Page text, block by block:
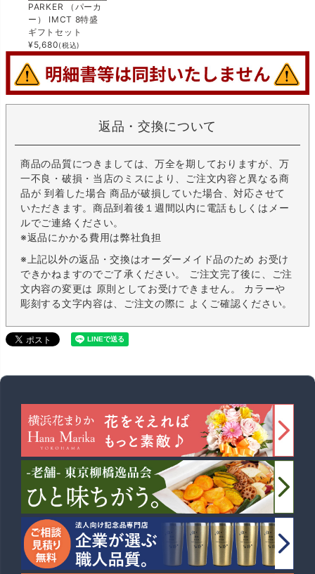
PARKER （パーカ
ー） IMCT 8特盛
ギフトセット
¥5,680(税込)
返品・交換について
商品の品質につきましては、万全を期しておりますが、万
一不良・破損・当店のミスにより、ご注文内容と異なる商
品が 到着した場合 商品が破損していた場合、対応させて
いただきます。商品到着後１週間以内に電話もしくはメー
ルでご連絡ください。
※返品にかかる費用は弊社負担
※上記以外の返品・交換はオーダーメイド品のため お受け
できかねますのでご了承ください。 ご注文完了後に、ご注
文内容の変更は 原則としてお受けできません。 カラーや
彫刻する文字内容は、ご注文の際に よくご確認ください。